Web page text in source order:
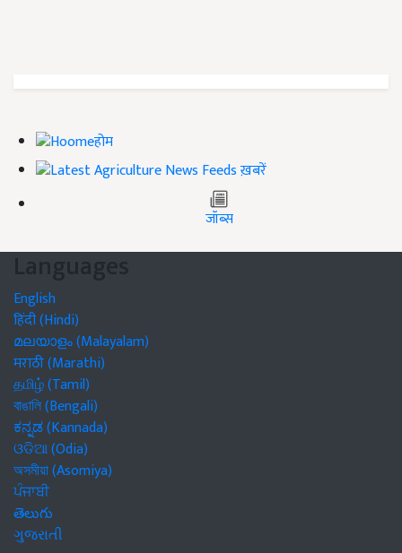
होम
ख़बरें
जॉब्स
Languages
English
हिंदी (Hindi)
മലയാളം (Malayalam)
मराठी (Marathi)
தமிழ் (Tamil)
বাঙালি (Bengali)
ಕನ್ನಡ (Kannada)
ଓଡିଆ (Odia)
অসমীয়া (Asomiya)
ਪੰਜਾਬੀ
తెలుగు
ગુજરાતી